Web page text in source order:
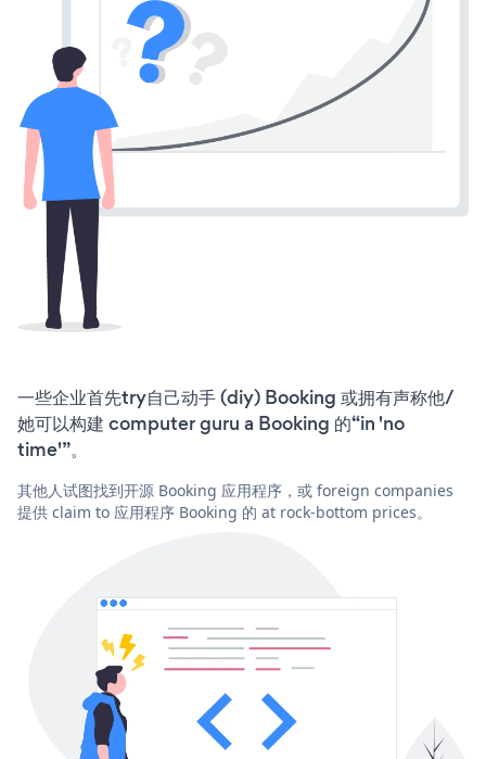
一些企业首先try自己动手 (diy) Booking 或拥有声称他/
她可以构建 computer guru a Booking 的“in 'no
time'”。
其他人试图找到开源 Booking 应用程序，或 foreign companies
提供 claim to 应用程序 Booking 的 at rock-bottom prices。